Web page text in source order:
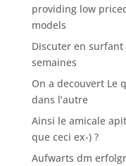
providing low
models
Discuter en surfant
semaines
On a decouvert Le
dans l’autre
Ainsi le amicale
que ceci ex-) ?
Aufwarts dm